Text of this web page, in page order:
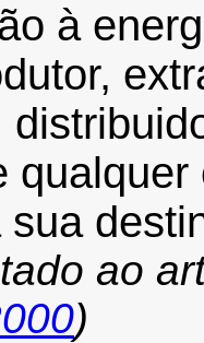
à
sua
ao
)